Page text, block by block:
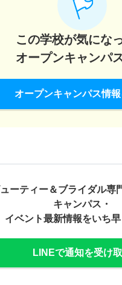
この学校が気にな
オープンキャンパ
オープンキャンパス情
ーティー＆ブライダル専
キャンパス・
イベント最新情報をいち早
LINEで通知を受け